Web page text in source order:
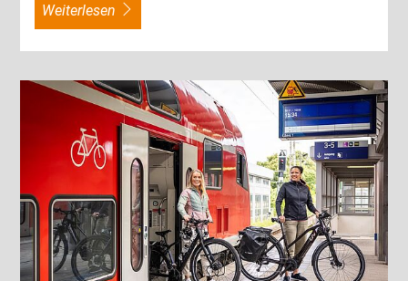
weiterlesen